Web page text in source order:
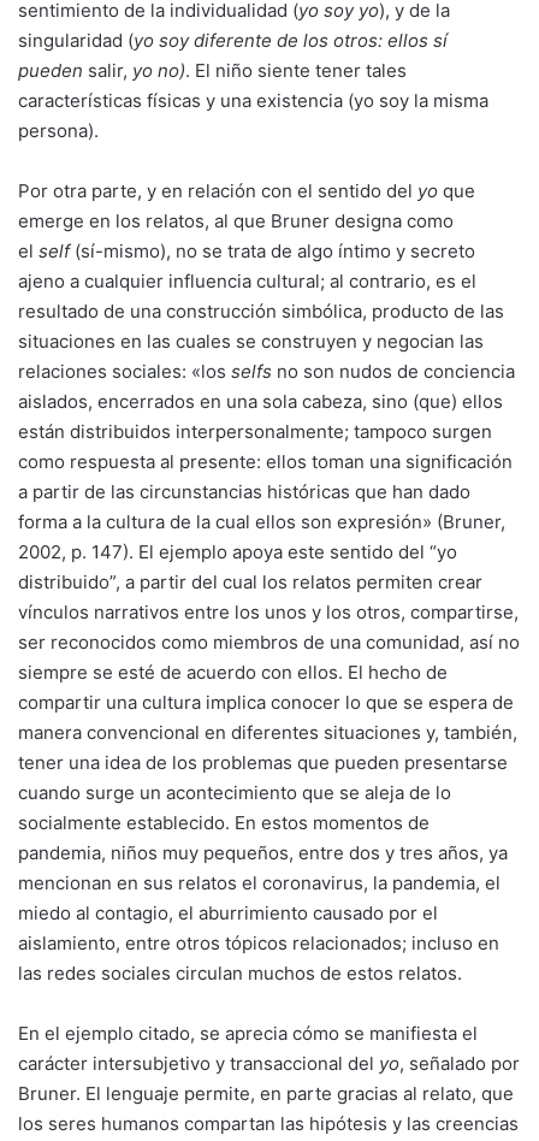
sentimiento de la individualidad (yo soy yo), y de la
singularidad (yo soy diferente de los otros: ellos sí
pueden salir, yo no). El niño siente tener tales
características físicas y una existencia (yo soy la misma
persona).
Por otra parte, y en relación con el sentido del yo que
emerge en los relatos, al que Bruner designa como
el self (sí-mismo), no se trata de algo íntimo y secreto
ajeno a cualquier influencia cultural; al contrario, es el
resultado de una construcción simbólica, producto de las
situaciones en las cuales se construyen y negocian las
relaciones sociales: «los selfs no son nudos de conciencia
aislados, encerrados en una sola cabeza, sino (que) ellos
están distribuidos interpersonalmente; tampoco surgen
como respuesta al presente: ellos toman una significación
a partir de las circunstancias históricas que han dado
forma a la cultura de la cual ellos son expresión» (Bruner,
2002, p. 147). El ejemplo apoya este sentido del “yo
distribuido”, a partir del cual los relatos permiten crear
vínculos narrativos entre los unos y los otros, compartirse,
ser reconocidos como miembros de una comunidad, así no
siempre se esté de acuerdo con ellos. El hecho de
compartir una cultura implica conocer lo que se espera de
manera convencional en diferentes situaciones y, también,
tener una idea de los problemas que pueden presentarse
cuando surge un acontecimiento que se aleja de lo
socialmente establecido. En estos momentos de
pandemia, niños muy pequeños, entre dos y tres años, ya
mencionan en sus relatos el coronavirus, la pandemia, el
miedo al contagio, el aburrimiento causado por el
aislamiento, entre otros tópicos relacionados; incluso en
las redes sociales circulan muchos de estos relatos.
En el ejemplo citado, se aprecia cómo se manifiesta el
carácter intersubjetivo y transaccional del yo, señalado por
Bruner. El lenguaje permite, en parte gracias al relato, que
los seres humanos compartan las hipótesis y las creencias